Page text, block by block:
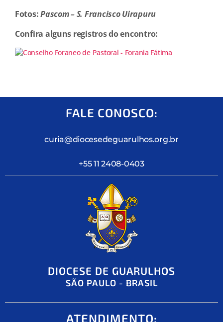
Fotos:Pascom – S. Francisco Uirapuru
Confira alguns registros do encontro:
FALE CONOSCO:
curia@diocesedeguarulhos.org.br
+55 11 2408-0403
DIOCESE DE GUARULHOS
SÃO PAULO - BRASIL
ATENDIMENTO: